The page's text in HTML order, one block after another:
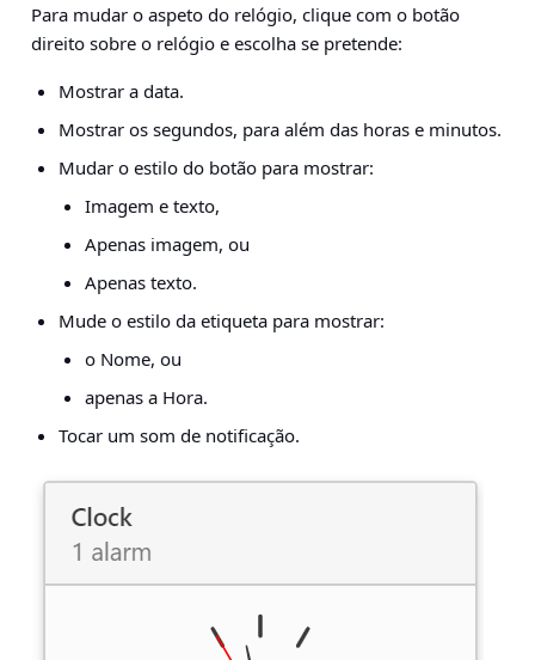
Para mudar o aspeto do relógio, clique com o botão
direito sobre o relógio e escolha se pretende:
Mostrar a data.
Mostrar os segundos, para além das horas e minutos.
Mudar o estilo do botão para mostrar:
Imagem e texto,
Apenas imagem, ou
Apenas texto.
Mude o estilo da etiqueta para mostrar:
o Nome, ou
apenas a Hora.
Tocar um som de notificação.